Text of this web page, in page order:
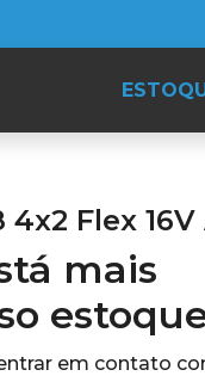
4x2 Flex
mais
em contato